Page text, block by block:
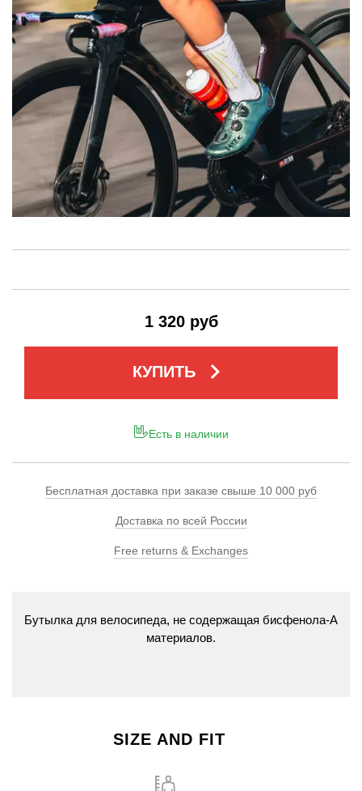
1 320 руб
КУПИТЬ keyboard_arrow_right
Есть в наличии
Бесплатная доставка при заказе свыше 10 000 руб
Доставка по всей России
Free returns & Exchanges
Бутылка для велосипеда, не содержащая бисфенола-А,
материалов.
SIZE AND FIT